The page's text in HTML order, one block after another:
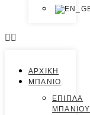
ΑΡΧΙΚΗ
ΜΠΑΝΙΟ
ΕΠΙΠΛΑ
ΜΠΑΝΙΟΥ